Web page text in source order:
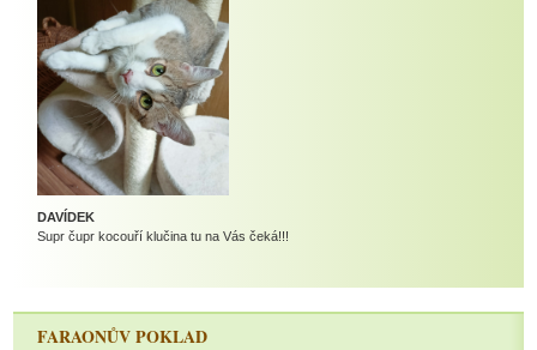
DAVÍDEK
Supr čupr kocouří klučina tu na Vás čeká!!!
FARAONŮV POKLAD